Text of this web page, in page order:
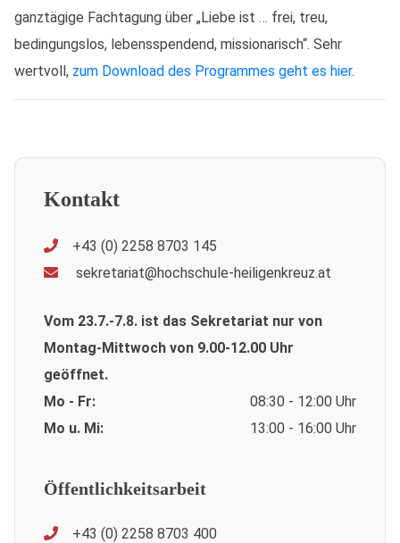
ganztägige Fachtagung über „Liebe ist … frei, treu,
bedingungslos, lebensspendend, missionarisch“. Sehr
wertvoll, zum Download des Programmes geht es hier.
Kontakt
+43 (0) 2258 8703 145
sekretariat@hochschule-heiligenkreuz.at
Vom 23.7.-7.8. ist das Sekretariat nur von
Montag-Mittwoch von 9.00-12.00 Uhr
geöffnet.
Mo - Fr:
08:30 - 12:00 Uhr
Mo u. Mi:
13:00 - 16:00 Uhr
Öffentlichkeitsarbeit
+43 (0) 2258 8703 400